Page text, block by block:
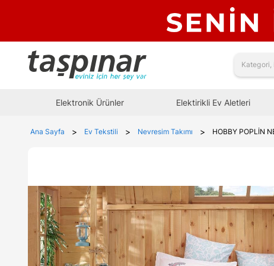
Elektronik Ürünler Elektirikli Ev Aletleri
Ana Sayfa > Ev Tekstili > Nevresim Takımı > HOBBY POPLİN